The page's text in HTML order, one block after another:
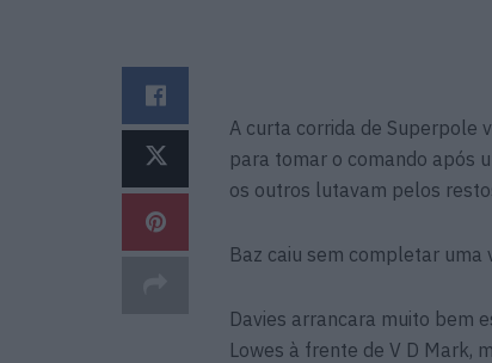
A curta corrida de Superpole
para tomar o comando após
os outros lutavam pelos
Baz caiu sem completar uma
Davies arrancara muito bem
Lowes à frente de V D Mark,